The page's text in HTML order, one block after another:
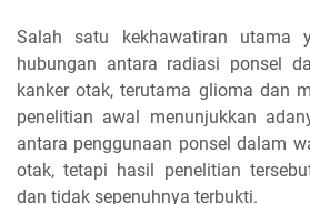
Salah satu kekhawatiran utama
hubungan antara radiasi ponsel
kanker otak, terutama glioma dan
penelitian awal menunjukkan
antara penggunaan ponsel dalam
otak, tetapi hasil penelitian
dan tidak sepenuhnya terbukti.